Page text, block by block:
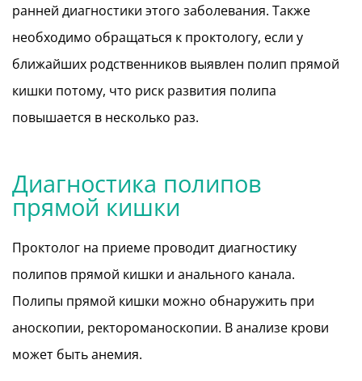
ранней диагностики этого заболевания. Также
необходимо обращаться к проктологу, если у
ближайших родственников выявлен полип прямой
кишки потому, что риск развития полипа
повышается в несколько раз.
Диагностика полипов
прямой кишки
Проктолог на приеме проводит диагностику
полипов прямой кишки и анального канала.
Полипы прямой кишки можно обнаружить при
аноскопии, ректороманоскопии. В анализе крови
может быть анемия.